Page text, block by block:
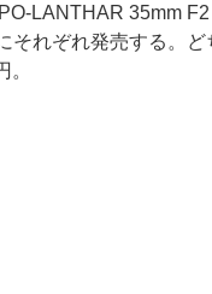
LANTHAR 35mm
それぞれ発売する。ど